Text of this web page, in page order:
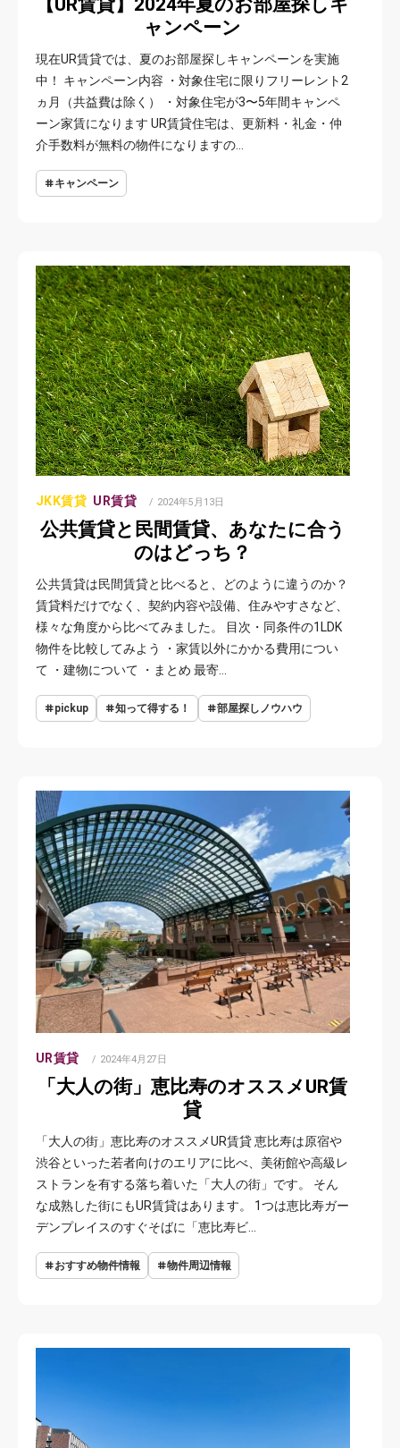
【UR賃貸】2024年夏のお部屋探しキ
ャンペーン
現在UR賃貸では、夏のお部屋探しキャンペーンを実施
中！ キャンペーン内容 ・対象住宅に限りフリーレント2
ヵ月（共益費は除く） ・対象住宅が3〜5年間キャンペ
ーン家賃になります UR賃貸住宅は、更新料・礼金・仲
介手数料が無料の物件になりますの…
キャンペーン
JKK賃貸 UR賃貸
POSTED
2024年5月13日
公共賃貸と民間賃貸、あなたに合う
のはどっち？
公共賃貸は民間賃貸と比べると、どのように違うのか？
賃貸料だけでなく、契約内容や設備、住みやすさなど、
様々な角度から比べてみました。 目次・同条件の1LDK
物件を比較してみよう ・家賃以外にかかる費用につい
て ・建物について ・まとめ 最寄…
pickup 知って得する！ 部屋探しノウハウ
UR賃貸
POSTED
2024年4月27日
「大人の街」恵比寿のオススメUR賃
貸
「大人の街」恵比寿のオススメUR賃貸 恵比寿は原宿や
渋谷といった若者向けのエリアに比べ、美術館や高級レ
ストランを有する落ち着いた「大人の街」です。 そん
な成熟した街にもUR賃貸はあります。 1つは恵比寿ガー
デンプレイスのすぐそばに「恵比寿ビ…
おすすめ物件情報 物件周辺情報